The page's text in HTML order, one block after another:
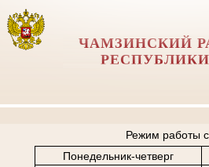
ЧАМЗИНСКИЙ
Режим работы
Понедельник-четверг